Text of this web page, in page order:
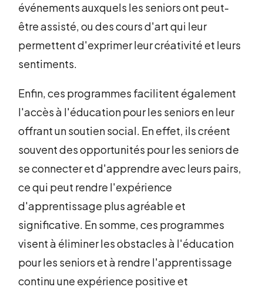
événements auxquels les seniors ont peut-
être assisté, ou des cours d'art qui leur
permettent d'exprimer leur créativité et leurs
sentiments.
Enfin, ces programmes facilitent également
l'accès à l'éducation pour les seniors en leur
offrant un soutien social. En effet, ils créent
souvent des opportunités pour les seniors de
se connecter et d'apprendre avec leurs pairs,
ce qui peut rendre l'expérience
d'apprentissage plus agréable et
significative. En somme, ces programmes
visent à éliminer les obstacles à l'éducation
pour les seniors et à rendre l'apprentissage
continu une expérience positive et